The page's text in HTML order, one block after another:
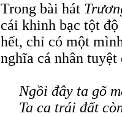
Trong bài hát
cái khinh bạc tột
hết, chỉ có một
nghĩa cá nhân
Ngồi đây ta gõ
Ta ca trái đất